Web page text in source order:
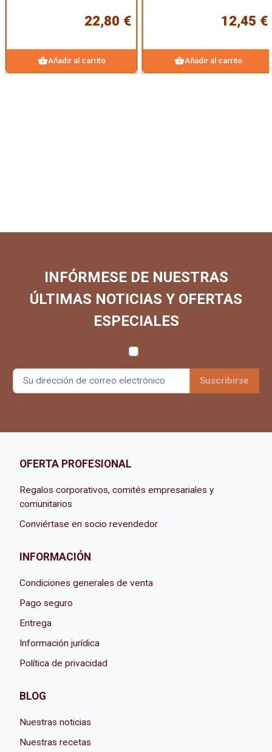
22,80 €
shopping_basketAñadir al carrito
12,45 €
shopping_basketAñadir al carrito
INFÓRMESE DE NUESTRAS
ÚLTIMAS NOTICIAS Y OFERTAS
ESPECIALES
OFERTA PROFESIONAL
Regalos corporativos, comités empresariales y
comunitarios
Conviértase en socio revendedor
INFORMACIÓN
Condiciones generales de venta
Pago seguro
Entrega
Información jurídica
Política de privacidad
BLOG
Nuestras noticias
Nuestras recetas